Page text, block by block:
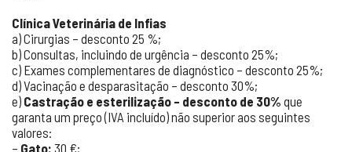
Clínica Veterinária de Infias
a) Cirurgias – desconto 25 %;
b) Consultas, incluindo de urgência – desconto 25%;
c) Exames complementares de diagnóstico – desconto 25%;
d) Vacinação e desparasitação – desconto 30%;
e) Castração e esterilização – desconto de 30% que
garanta um preço (IVA incluído) não superior aos seguintes
valores:
– Gato: 30 €;